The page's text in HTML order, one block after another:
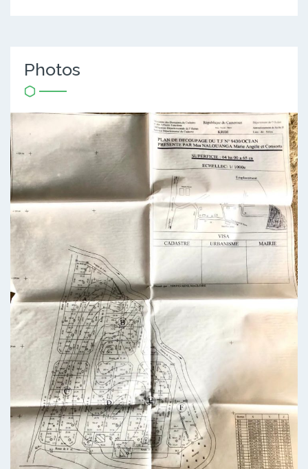
Photos